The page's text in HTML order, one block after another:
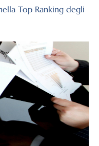
Top Ranking degli